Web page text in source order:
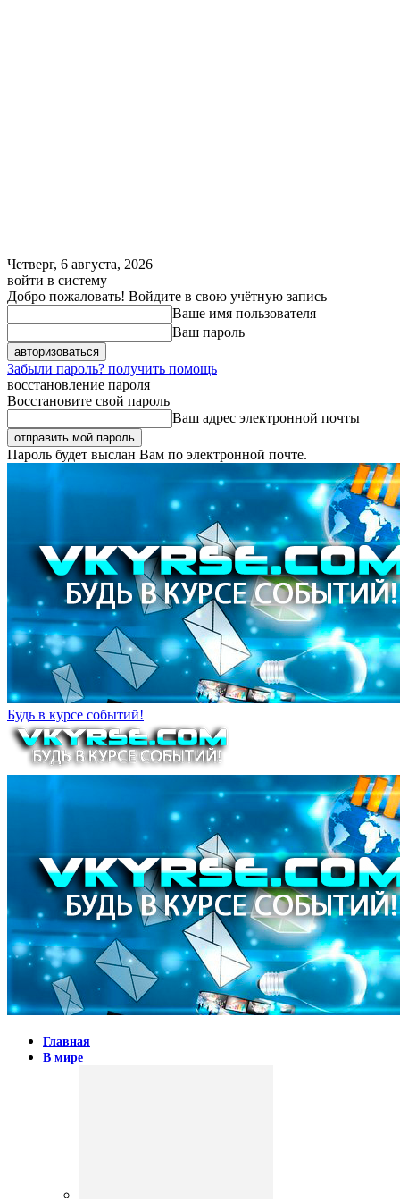
Четверг, 6 августа, 2026
войти в систему
Добро пожаловать! Войдите в свою учётную запись
Ваше имя пользователя
Ваш пароль
Забыли пароль? получить помощь
восстановление пароля
Восстановите свой пароль
Ваш адрес электронной почты
Пароль будет выслан Вам по электронной почте.
Будь в курсе событий!
Главная
В мире